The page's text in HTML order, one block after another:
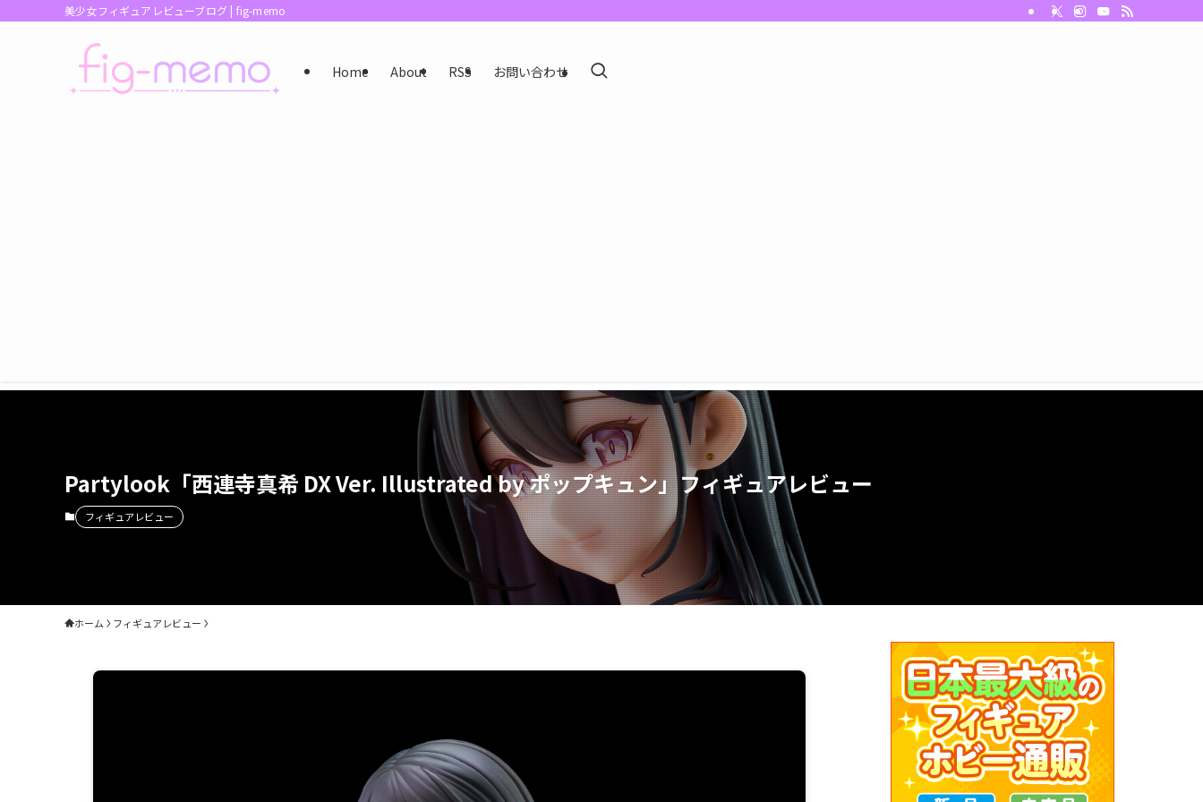
美少女フィギュアレビューブログ | fig-memo
Home About RSS お問い合わせ
Partylook「西連寺真希 DX Ver. Illustrated by ポップキュン」フィギュアレビュー
フィギュアレビュー
ホーム フィギュアレビュー